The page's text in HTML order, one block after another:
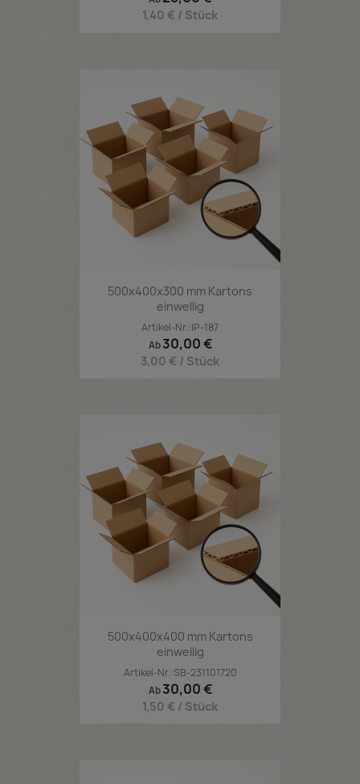
1,40 € / Stück
500x400x300 mm Kartons
einwellig
Artikel-Nr.:IP-187
Ab Preis
30,00 €
3,00 € / Stück
500x400x400 mm Kartons
einwellig
Artikel-Nr.:SB-231101720
Ab Preis
30,00 €
1,50 € / Stück